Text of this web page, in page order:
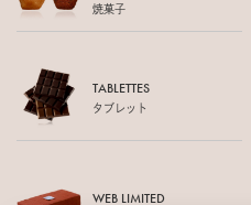
焼菓子
TABLETTES
タブレット
WEB LIMITED